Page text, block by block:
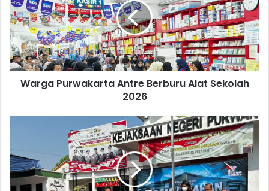
Berburu
Alat
Sekolah
2026
Warga Purwakarta Antre Berburu Alat Sekolah
2026
313.128
Batang
Rokok